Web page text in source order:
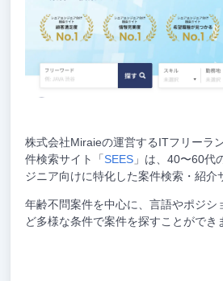
株式会社Miraieの運営するITフリーラ
件検索サイト「SEES」は、40〜60代
ジニア向けに特化した案件検索・紹介
年齢不問案件を中心に、言語やポジシ
ど多様な条件で案件を探すことができ